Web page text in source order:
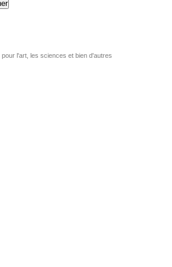
pour l'art, les sciences et bien d'autres